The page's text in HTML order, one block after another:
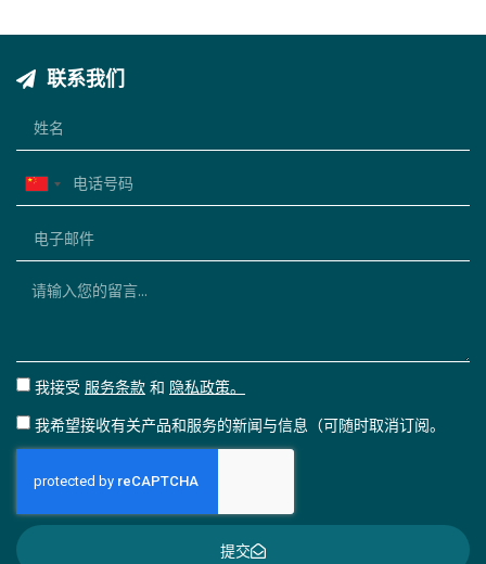
联系我们
China
我接受 服务条款 和 隐私政策。
我希望接收有关产品和服务的新闻与信息（可随时取消订阅。
提交